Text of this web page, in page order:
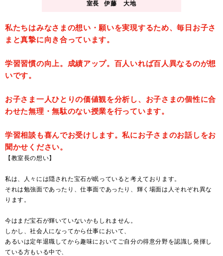
室長 伊藤 大地
私たちはみなさまの想い・願いを実現するため、毎日お子さ
まと真摯に向き合っています。
学習習慣の向上。成績アップ。百人いれば百人異なるのが想
いです。
お子さま一人ひとりの価値観を分析し、お子さまの個性に合
わせた無理・無駄のない授業を行っています。
学習相談も喜んでお受けします。私にお子さまのお話しをお
聞かせください。
【教室長の想い】
私は、人々には隠された宝石が眠っていると考えております。
それは勉強面であったり、仕事面であったり、輝く場面は人それぞれ異な
ります。
今はまだ宝石が輝いていないかもしれません。
しかし、社会人になってから仕事において、
あるいは定年退職してから趣味においてご自分の得意分野を認識し発揮し
ている方もいる中で、